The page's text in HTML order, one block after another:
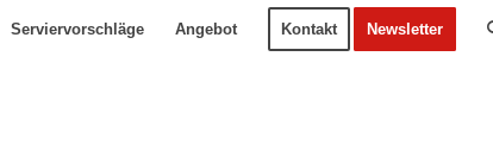
Serviervorschläge Angebot Kontakt Newsletter